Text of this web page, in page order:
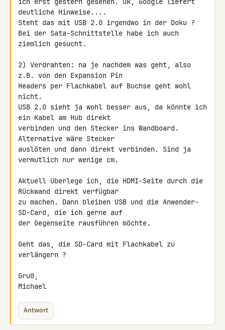
deutliche Hinweise....
Steht das mit USB 2.0 irgendwo in der Doku ?
Bei der Sata-Schnittstelle habe ich auch
ziemlich gesucht.
2) Verdrahten: na je nachdem was geht, also
z.B. von den Expansion Pin
Headers per Flachkabel auf Buchse geht wohl
nicht.
USB 2.0 sieht ja wohl besser aus, da könnte ich
ein Kabel am Hub direkt
verbinden und den Stecker ins Wandboard.
Alternative wäre Stecker
auslöten und dann direkt verbinden. Sind ja
vermutlich nur wenige cm.
Aktuell überlege ich, die HDMI-Seite durch die
Rückwand direkt verfügbar
zu machen. Dann bleiben USB und die Anwender-
SD-Card, die ich gerne auf
der Gegenseite rausführen möchte.
Geht das, die SD-Card mit Flachkabel zu
verlängern ?
Gruß,
Michael
Antwort